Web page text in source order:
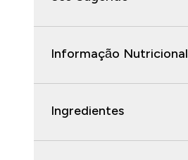
Informação Nutricional
Ingredientes